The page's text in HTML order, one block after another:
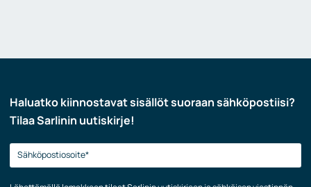
Haluatko kiinnostavat sisällöt suoraan sähköpostiisi?
Tilaa Sarlinin uutiskirje!